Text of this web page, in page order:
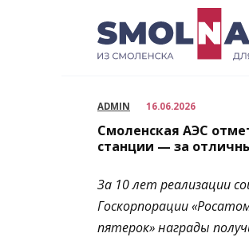
ADMIN 16.06.2026
Смоленская АЭС
станции — за
За 10 лет реализации
Госкорпорации
пятерок» награды